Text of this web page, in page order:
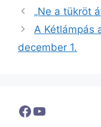
„Ne a tükröt
A Kétlámpás
december 1.
Facebook
YouTube